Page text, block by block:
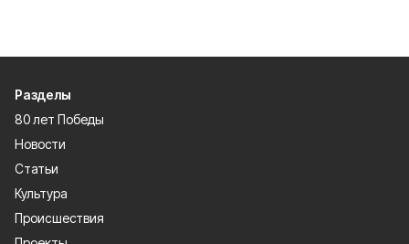
Разделы
80 лет Победы
Новости
Статьи
Культура
Происшествия